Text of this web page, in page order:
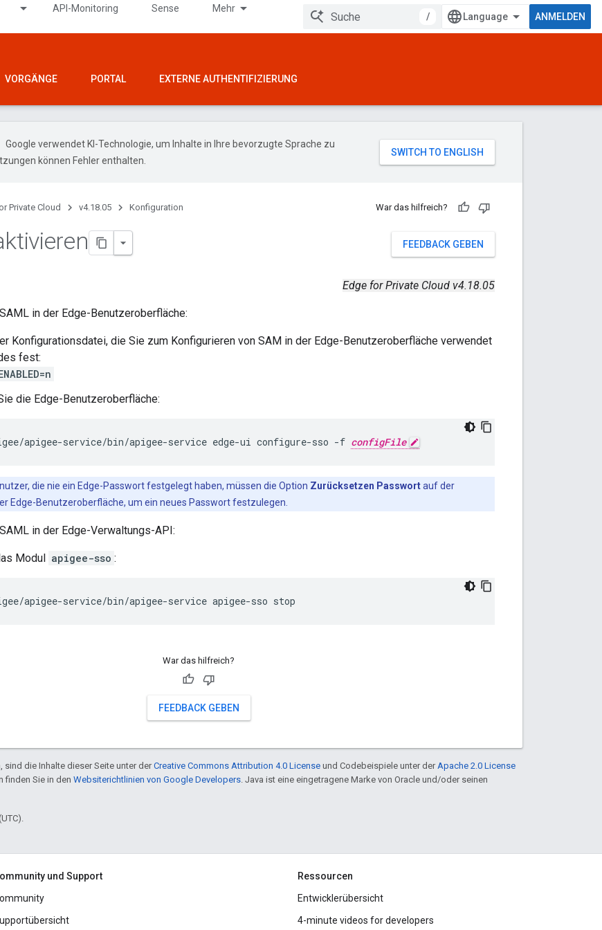
API-Monitoring Sense Mehr
/ ANMELDEN
VORGÄNGE PORTAL EXTERNE AUTHENTIFIZIERUNG
Google verwendet KI-Technologie, um Inhalte in Ihre bevorzugte Sprache zu
können Fehler enthalten.
Private Cloud v4.18.05 Konfiguration War das hilfreich?
FEEDBACK GEBEN
Edge for Private Cloud v4.18.05
in der Edge-Benutzeroberfläche:
Konfigurationsdatei, die Sie zum Konfigurieren von SAM in der Edge-Benutzeroberfläche verwendet
fest:
die Edge-Benutzeroberfläche:
apigee-service/bin/apigee-service edge-ui configure-sso -f configFile
die nie ein Edge-Passwort festgelegt haben, müssen die Option Zurücksetzen Passwortauf der
Edge-Benutzeroberfläche, um ein neues Passwort festzulegen.
in der Edge-Verwaltungs-API:
Modul apigee-sso :
apigee-service/bin/apigee-service apigee-sso stop
War das hilfreich?
FEEDBACK GEBEN
die Inhalte dieser Seite unter derCreative Commons Attribution 4.0 License und Codebeispiele unter derApache 2.0 License
finden Sie in den Websiterichtlinien von Google Developers. Java ist eine eingetragene Marke von Oracle und/oder seinen
und Support
Ressourcen
Entwicklerübersicht
4-minute videos for developers